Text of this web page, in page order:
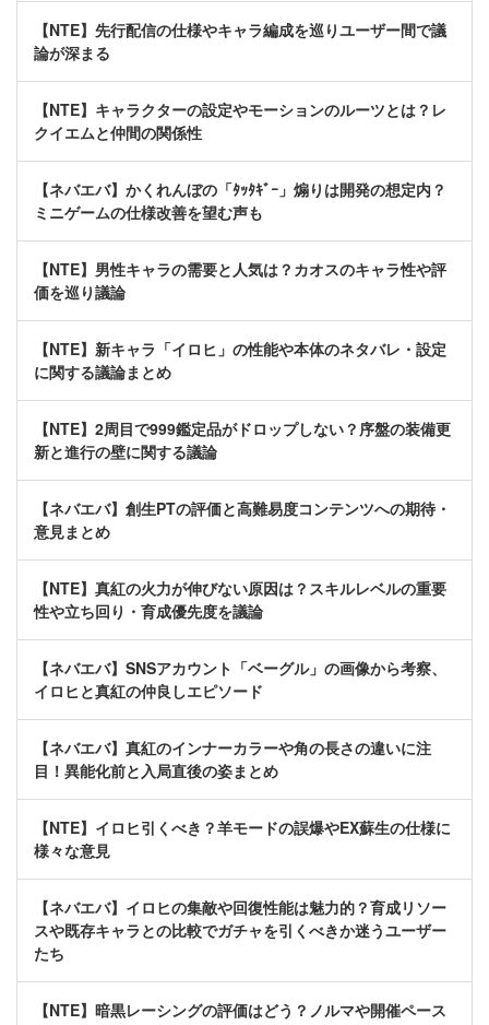
【NTE】先行配信の仕様やキャラ編成を巡りユーザー間で議
論が深まる
【NTE】キャラクターの設定やモーションのルーツとは？レ
クイエムと仲間の関係性
【ネバエバ】かくれんぼの「ﾀｯﾀｷﾞｰ」煽りは開発の想定内？
ミニゲームの仕様改善を望む声も
【NTE】男性キャラの需要と人気は？カオスのキャラ性や評
価を巡り議論
【NTE】新キャラ「イロヒ」の性能や本体のネタバレ・設定
に関する議論まとめ
【NTE】2周目で999鑑定品がドロップしない？序盤の装備更
新と進行の壁に関する議論
【ネバエバ】創生PTの評価と高難易度コンテンツへの期待・
意見まとめ
【NTE】真紅の火力が伸びない原因は？スキルレベルの重要
性や立ち回り・育成優先度を議論
【ネバエバ】SNSアカウント「ベーグル」の画像から考察、
イロヒと真紅の仲良しエピソード
【ネバエバ】真紅のインナーカラーや角の長さの違いに注
目！異能化前と入局直後の姿まとめ
【NTE】イロヒ引くべき？羊モードの誤爆やEX蘇生の仕様に
様々な意見
【ネバエバ】イロヒの集敵や回復性能は魅力的？育成リソー
スや既存キャラとの比較でガチャを引くべきか迷うユーザー
たち
【NTE】暗黒レーシングの評価はどう？ノルマや開催ペース